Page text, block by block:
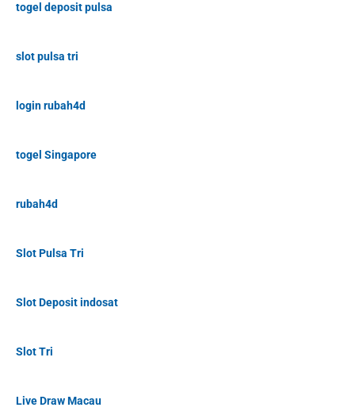
togel deposit pulsa
slot pulsa tri
login rubah4d
togel Singapore
rubah4d
Slot Pulsa Tri
Slot Deposit indosat
Slot Tri
Live Draw Macau